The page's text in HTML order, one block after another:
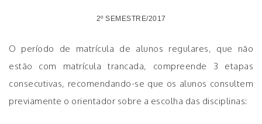
2º SEMESTRE/2017
O período de matrícula de alunos regulares, que não
estão com matrícula trancada, compreende 3 etapas
consecutivas, recomendando-se que os alunos consultem
previamente o orientador sobre a escolha das disciplinas: